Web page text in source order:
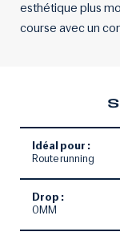
esthétique plus
course avec un
Idéal pour :
Route running
Drop :
0MM